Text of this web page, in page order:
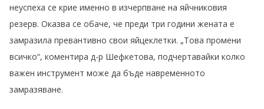
неуспеха се крие именно в изчерпване на яйчниковия
резерв. Оказва се обаче, че преди три години жената е
замразила превантивно свои яйцеклетки. „Това промени
всичко“, коментира д-р Шефкетова, подчертавайки колко
важен инструмент може да бъде навременното
замразяване.